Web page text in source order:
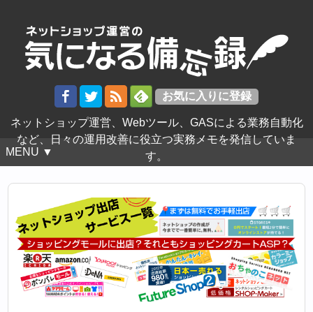
ネットショップ運営、Webツール、GASによる業務自動化
など、日々の運用改善に役立つ実務メモを発信していま
す。
MENU ▼